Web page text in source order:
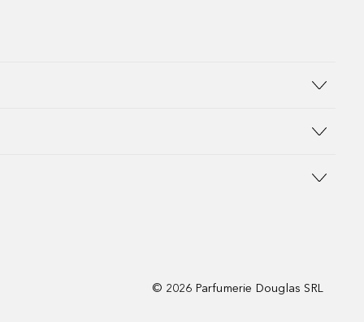
© 2026 Parfumerie Douglas SRL